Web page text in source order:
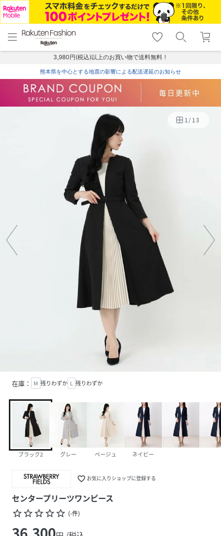
menu home
トップ
shopping_cart lock_outline
ログイン
3,980円(税込)以上のお買い物で送料無料！
熊本県を中心とする地震の影響による配送遅延のお知らせ
1/13
在庫： M 残りわずか L 残りわずか
ブラック2 グレー ベージュ ネイビー
favorite_border お気に入りショップに登録する
センタープリーツワンピース
star_borderstar_borderstar_borderstar_borderstar_border (-件)